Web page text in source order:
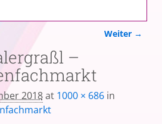
Weiter →
–
2018at 1000 × 686in